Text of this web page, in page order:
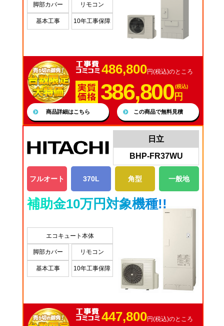
脚部カバー リモコン
基本工事 10年工事保障
486,800円(税込)のところ
386,800(税込)
円
商品詳細はこちら この商品で無料見積
日立
BHP-FR37WU
フルオート 370L 角型 一般地
補助金10万円対象機種!!
エコキュート本体
脚部カバー リモコン
基本工事 10年工事保障
447,800円(税込)のところ